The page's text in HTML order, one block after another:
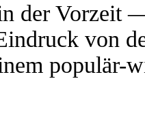
der Vorzeit
von
populär-